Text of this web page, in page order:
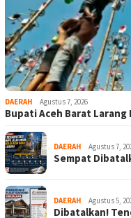
DAERAH Agustus 7, 2026
Bupati Aceh Barat
DAERAH Agustus 7,
Sempat
DAERAH Agustus 5,
Dibatalkan!